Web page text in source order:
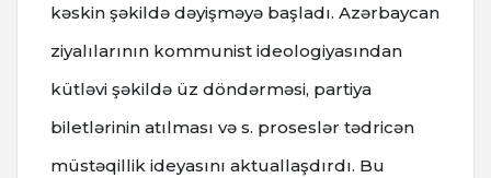
kəskin şəkildə dəyişməyə başladı. Azərbaycan
ziyalılarının kommunist ideologiyasından
kütləvi şəkildə üz döndərməsi, partiya
biletlərinin atılması və s. proseslər tədricən
müstəqillik ideyasını aktuallaşdırdı. Bu